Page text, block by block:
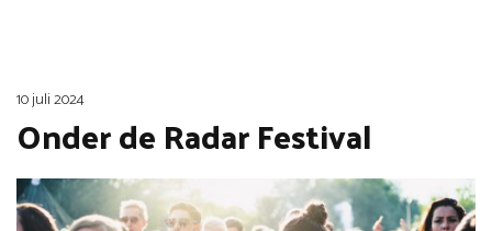
10 juli 2024
Onder de Radar Festival